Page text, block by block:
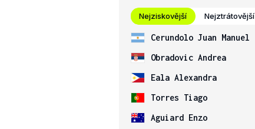
Nejziskovější Nejztrátovější
Cerundolo Juan Manuel
Obradovic Andrea
Eala Alexandra
Torres Tiago
Aguiard Enzo